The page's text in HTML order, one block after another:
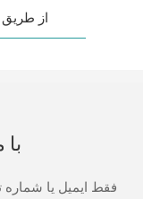
از
فقط ایمیل یا شماره